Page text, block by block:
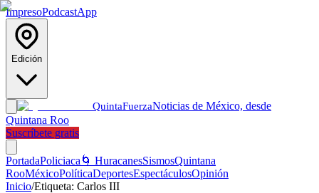
ImpresoPodcastApp
Edición
QuintaFuerzaNoticias de México, desde
Quintana Roo
Suscríbete gratis
PortadaPoliciaca 🌀 HuracanesSismosQuintana
RooMéxicoPolíticaDeportesEspectáculosOpinión
Inicio/Etiqueta: Carlos III